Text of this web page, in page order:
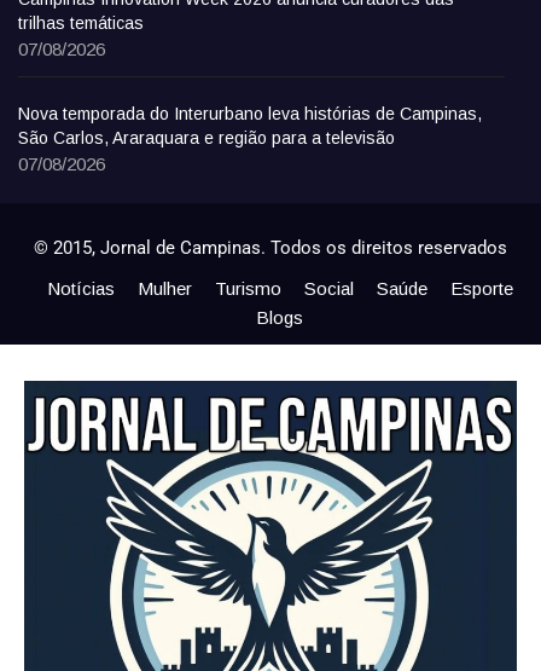
trilhas temáticas
07/08/2026
Nova temporada do Interurbano leva histórias de Campinas,
São Carlos, Araraquara e região para a televisão
07/08/2026
© 2015, Jornal de Campinas. Todos os direitos reservados
Notícias Mulher Turismo Social Saúde
Esporte
Blogs